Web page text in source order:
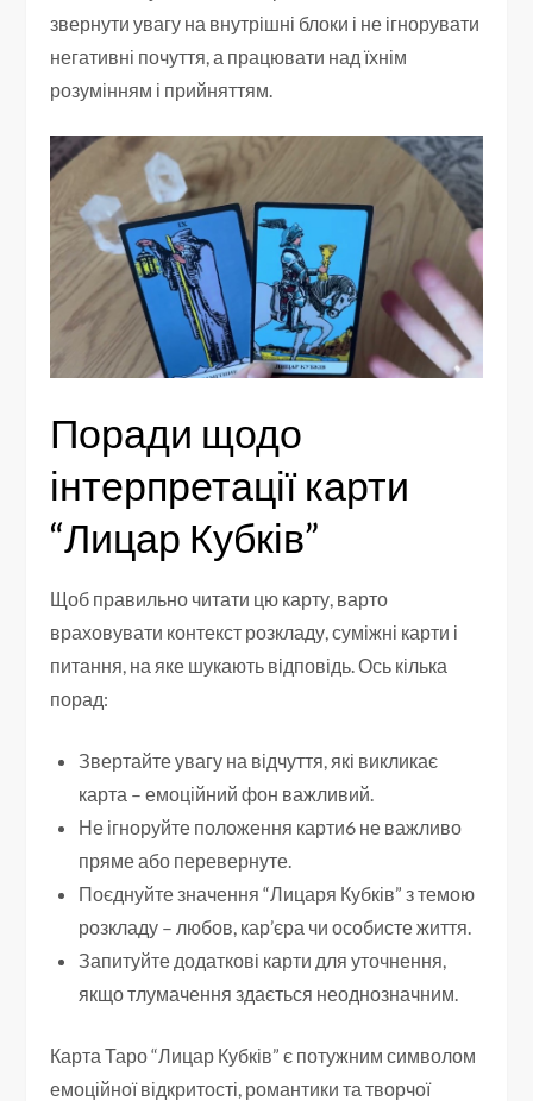
звернути увагу на внутрішні блоки і не ігнорувати
негативні почуття, а працювати над їхнім
розумінням і прийняттям.
Поради щодо
інтерпретації карти
“Лицар Кубків”
Щоб правильно читати цю карту, варто
враховувати контекст розкладу, суміжні карти і
питання, на яке шукають відповідь. Ось кілька
порад:
Звертайте увагу на відчуття, які викликає
карта – емоційний фон важливий.
Не ігноруйте положення карти6 не важливо
пряме або перевернуте.
Поєднуйте значення “Лицаря Кубків” з темою
розкладу – любов, кар’єра чи особисте життя.
Запитуйте додаткові карти для уточнення,
якщо тлумачення здається неоднозначним.
Карта Таро “Лицар Кубків” є потужним символом
емоційної відкритості, романтики та творчої